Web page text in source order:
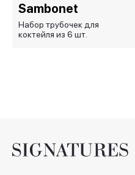
Sambonet
Набор трубочек для
коктейля из 6 шт.